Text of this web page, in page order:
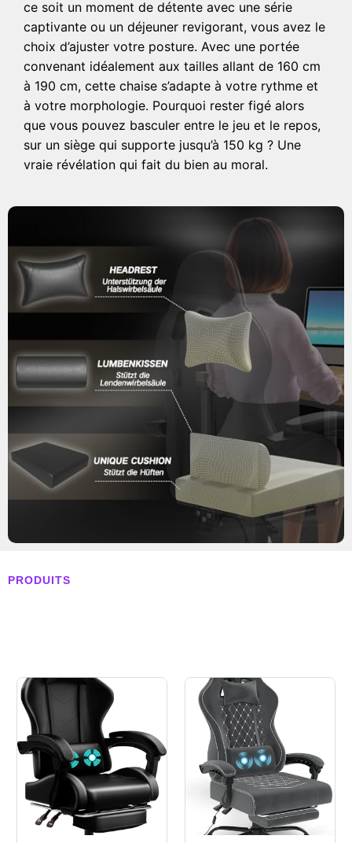
ce soit un moment de détente avec une série
captivante ou un déjeuner revigorant, vous avez le
choix d’ajuster votre posture. Avec une portée
convenant idéalement aux tailles allant de 160 cm
à 190 cm, cette chaise s’adapte à votre rythme et
à votre morphologie. Pourquoi rester figé alors
que vous pouvez basculer entre le jeu et le repos,
sur un siège qui supporte jusqu’à 150 kg ? Une
vraie révélation qui fait du bien au moral.
PRODUITS